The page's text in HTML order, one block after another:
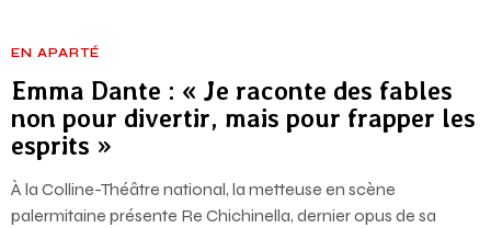
EN APARTÉ
Emma Dante : « Je raconte des fables
non pour divertir, mais pour frapper les
esprits »
À la Colline-Théâtre national, la metteuse en scène
palermitaine présente Re Chichinella, dernier opus de sa